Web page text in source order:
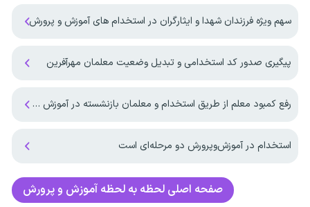
سهم ویژه فرزندان شهدا و ایثارگران در استخدام های آموزش و پرورش
پیگیری صدور کد استخدامی و تبدیل وضعیت معلمان مهرآفرین
رفع کمبود معلم از طریق استخدام و معلمان بازنشسته در آموزش و پرورش
استخدام در آموزش‌و‌پرورش دو مرحله‌ای است
صفحه اصلی لحظه به لحظه آموزش و پرورش